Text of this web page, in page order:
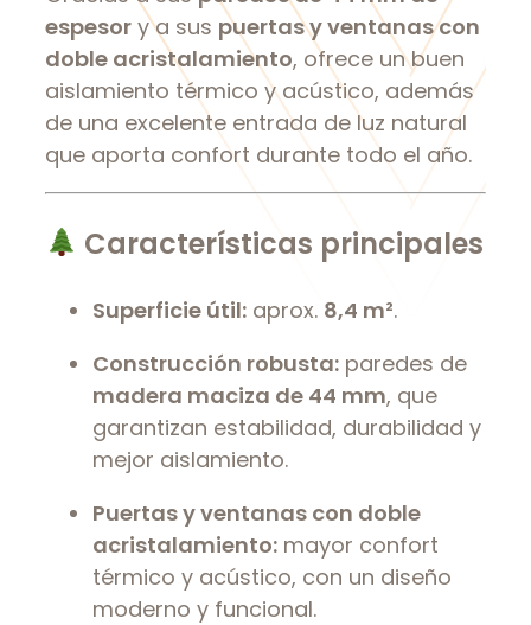
espesor y a sus puertas y ventanas con
doble acristalamiento, ofrece un buen
aislamiento térmico y acústico, además
de una excelente entrada de luz natural
que aporta confort durante todo el año.
Características principales
Superficie útil: aprox. 8,4 m².
Construcción robusta: paredes de
madera maciza de 44 mm, que
garantizan estabilidad, durabilidad y
mejor aislamiento.
Puertas y ventanas con doble
acristalamiento: mayor confort
térmico y acústico, con un diseño
moderno y funcional.